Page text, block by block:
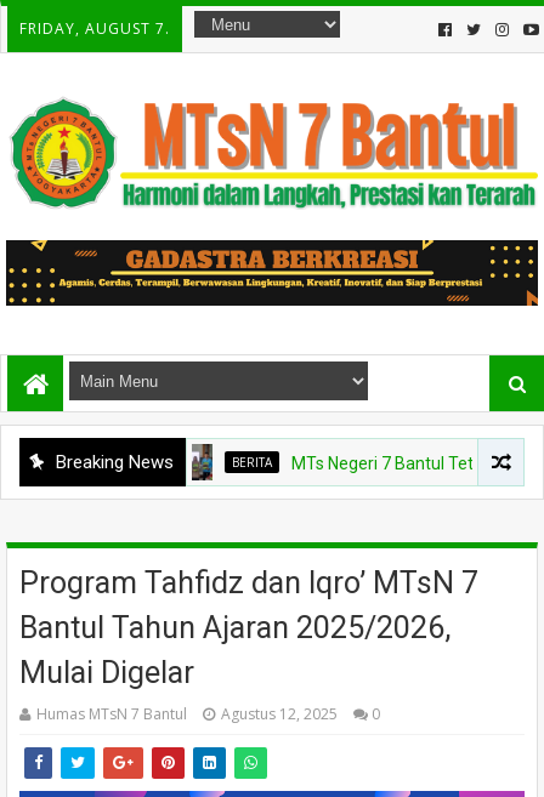
FRIDAY, AUGUST 7.
Breaking News BERITA MTs Negeri 7 Bantul Tetapkan Tiga
Program Tahfidz dan Iqro’ MTsN 7
Bantul Tahun Ajaran 2025/2026,
Mulai Digelar
Humas MTsN 7 Bantul Agustus 12, 2025 0